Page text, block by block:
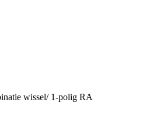
wissel/ 1-polig RA